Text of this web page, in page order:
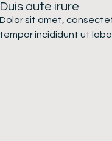
Duis aute irure
Dolor sit amet,
tempor incididunt ut